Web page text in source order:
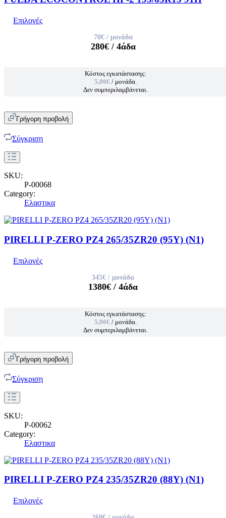
Επιλογές
70€/ μονάδα
280€/ 4άδα
Κόστος εγκατάστασης:
5,00€ / μονάδα.
Δεν συμπεριλαμβάνεται.
Γρήγορη προβολή
Σύγκριση
SKU:
P-00068
Category:
Ελαστικα
PIRELLI P-ZERO PZ4 265/35ZR20 (95Y) (N1)
Επιλογές
345€ / μονάδα
1380€ / 4άδα
Κόστος εγκατάστασης:
5,00€ / μονάδα.
Δεν συμπεριλαμβάνεται.
Γρήγορη προβολή
Σύγκριση
SKU:
P-00062
Category:
Ελαστικα
PIRELLI P-ZERO PZ4 235/35ZR20 (88Y) (N1)
Επιλογές